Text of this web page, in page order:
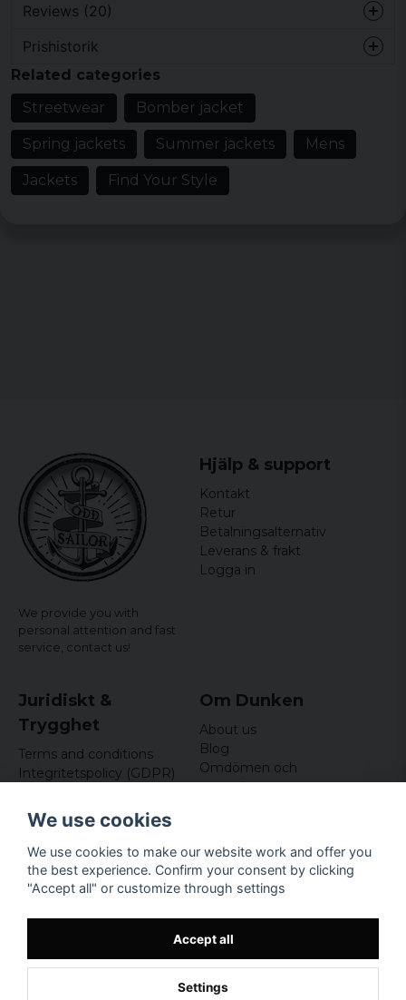
Burgundy
Reviews (20)
1 year ago
Anna-Lena
2 years ago
Perfekt, snygg färg . Kvaliteten är toppen.
Pia
6 years ago
Totte
7 years ago
Sebastian
7 years ago
Riktigt bra kvalitè. Asnöjd! Jag är 184 lång
och väger 87 och Large blev perfekt till
mig.
Ja den var nice :D
Maria
8 years ago
Prishistorik
Related categories
Streetwear
Bomber jacket
Spring jackets Summer jackets Mens
Jackets Find Your Style
We provide you with
personal attention and fast
service, contact us!
Hjälp & support
Kontakt
Retur
Betalningsalternativ
Leverans & frakt
Logga in
Juridiskt &
Trygghet
Terms and conditions
Integritetspolicy (GDPR)
Om Dunken
About us
Blog
Omdömen och
recensioner
Företagsuppgifter
Odd Sailor AB
Hamnplan 8, 29495
Sölvesborg
We use cookies
We use cookies to make our website work and offer you
the best experience. Confirm your consent by clicking
"Accept all" or customize through settings
Accept all
Settings